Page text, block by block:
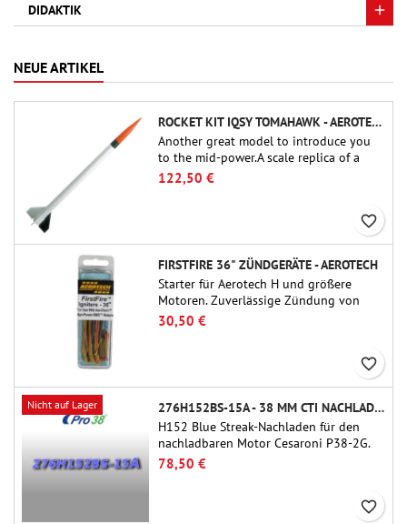
DIDAKTIK
NEUE ARTIKEL
ROCKET KIT IQSY TOMAHAWK - AEROTECH
Another great model to introduce you
to the mid-power.A scale replica of a
famous sounding rocket, small in size
and peefect to move to higher-level kits.
122,50 €
favorite_border
FIRSTFIRE 36" ZÜNDGERÄTE - AEROTECH
Starter für Aerotech H und größere
Motoren. Zuverlässige Zündung von
Motoren bis zu 91 cm Länge.
30,50 €
favorite_border
Nicht auf Lager
276H152BS-15A - 38 MM CTI NACHLADEN
H152 Blue Streak-Nachladen für den
nachladbaren Motor Cesaroni P38-2G.
Die Verzögerung von 15 Sekunden ist
über das ProDAT 38-Tool einstellbar.
78,50 €
favorite_border